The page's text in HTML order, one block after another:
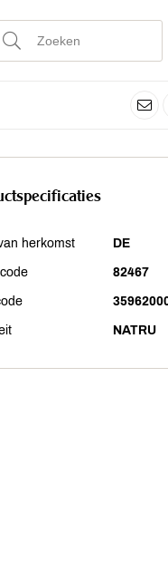
herkomst DE
82467
NATRU